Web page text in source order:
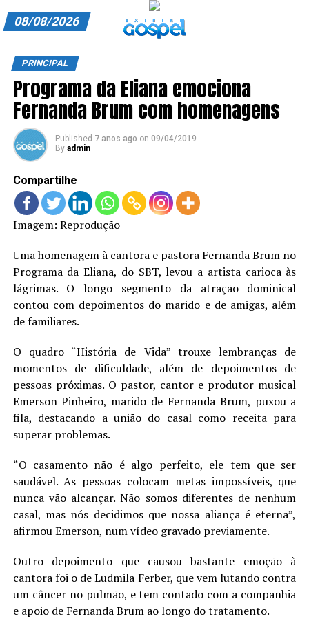
ANUNCIE CONOSCO
ASSINE
CARRINHO
ENTREVISTAS
EXPEDIENTE
FINALIZAR COMPRA
HOME
LANÇAMENTOS
08/08/2026
PRINCIPAL
Programa da Eliana emociona
Fernanda Brum com homenagens
Published 7 anos ago on 09/04/2019
By admin
Compartilhe
Imagem: Reprodução
Uma homenagem à cantora e pastora Fernanda Brum no
Programa da Eliana, do SBT, levou a artista carioca às
lágrimas. O longo segmento da atração dominical
contou com depoimentos do marido e de amigas, além
de familiares.
O quadro “História de Vida” trouxe lembranças de
momentos de dificuldade, além de depoimentos de
pessoas próximas. O pastor, cantor e produtor musical
Emerson Pinheiro, marido de Fernanda Brum, puxou a
fila, destacando a união do casal como receita para
superar problemas.
“O casamento não é algo perfeito, ele tem que ser
saudável. As pessoas colocam metas impossíveis, que
nunca vão alcançar. Não somos diferentes de nenhum
casal, mas nós decidimos que nossa aliança é eterna”,
afirmou Emerson, num vídeo gravado previamente.
Outro depoimento que causou bastante emoção à
cantora foi o de Ludmila Ferber, que vem lutando contra
um câncer no pulmão, e tem contado com a companhia
e apoio de Fernanda Brum ao longo do tratamento.